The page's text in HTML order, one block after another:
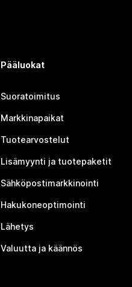
Pääluokat
Suoratoimitus
Markkinapaikat
Tuotearvostelut
Lisämyynti ja tuotepaketit
Sähköpostimarkkinointi
Hakukoneoptimointi
Lähetys
Valuutta ja käännös